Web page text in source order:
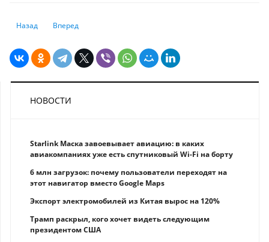
Предыдущий: Как дольщикам проверить застройщика при покупке
Назад Следующий: К чему приведет паника на криптовалютном
Вперед
НОВОСТИ
Starlink Маска завоевывает авиацию: в каких
авиакомпаниях уже есть спутниковый Wi-Fi на борту
6 млн загрузок: почему пользователи переходят на
этот навигатор вместо Google Maps
Экспорт электромобилей из Китая вырос на 120%
Трамп раскрыл, кого хочет видеть следующим
президентом США